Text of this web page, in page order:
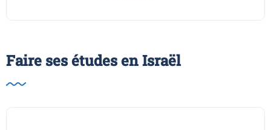
Faire ses études en Israël